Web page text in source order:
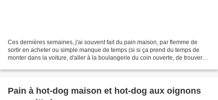
Ces dernières semaines, j'ai souvent fait du pain maison, par flemme de
sortir en acheter ou simple manque de temps (si si ça prend du temps de
monter dans la voiture, d'aller à la boulangerie du coin ouverte, de trouver
Pain à hot-dog maison et hot-dog aux oignons